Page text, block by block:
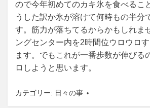
ので今年初めてのカキ氷を食べるこ
うした訳か氷が溶けて何時もの半分
す。筋力が落ちてるからかもしれま
ングセンター内を2時間位ウロウロ
ます。でもこれが一番歩数が伸びる
ロしようと思います。
カテゴリー: 日々の事